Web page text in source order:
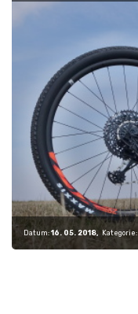
Datum: 16. 05. 2018 Kategorie: